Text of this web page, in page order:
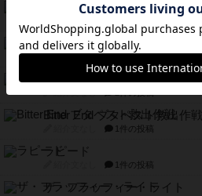
スペクタキュラー
スモールワールド
紹介文あり 13件の投稿
Bitter End ブタペスト救出作戦
1件の投稿
ラピード
1件の投稿
ザ・フラッフィー・ライト